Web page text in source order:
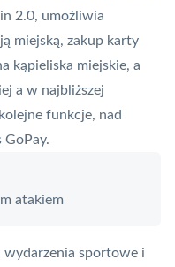
2.0, umożliwia
miejską, zakup karty
kąpieliska miejskie, a
a w najbliższej
funkcje, nad
atakiem
sportowe i